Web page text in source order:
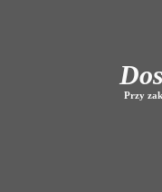
Przy